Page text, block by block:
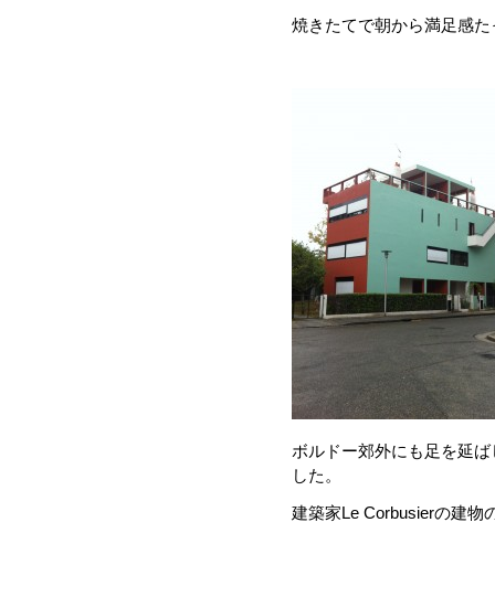
焼きたてで朝から満足感
ボルドー郊外にも足を延
した。
建築家Le Corbusierの建物